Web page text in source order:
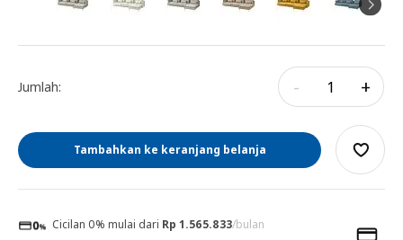
Jumlah: - +
Tambahkan ke keranjang belanja
Cicilan 0% mulai dari Rp 1.565.833/bulan